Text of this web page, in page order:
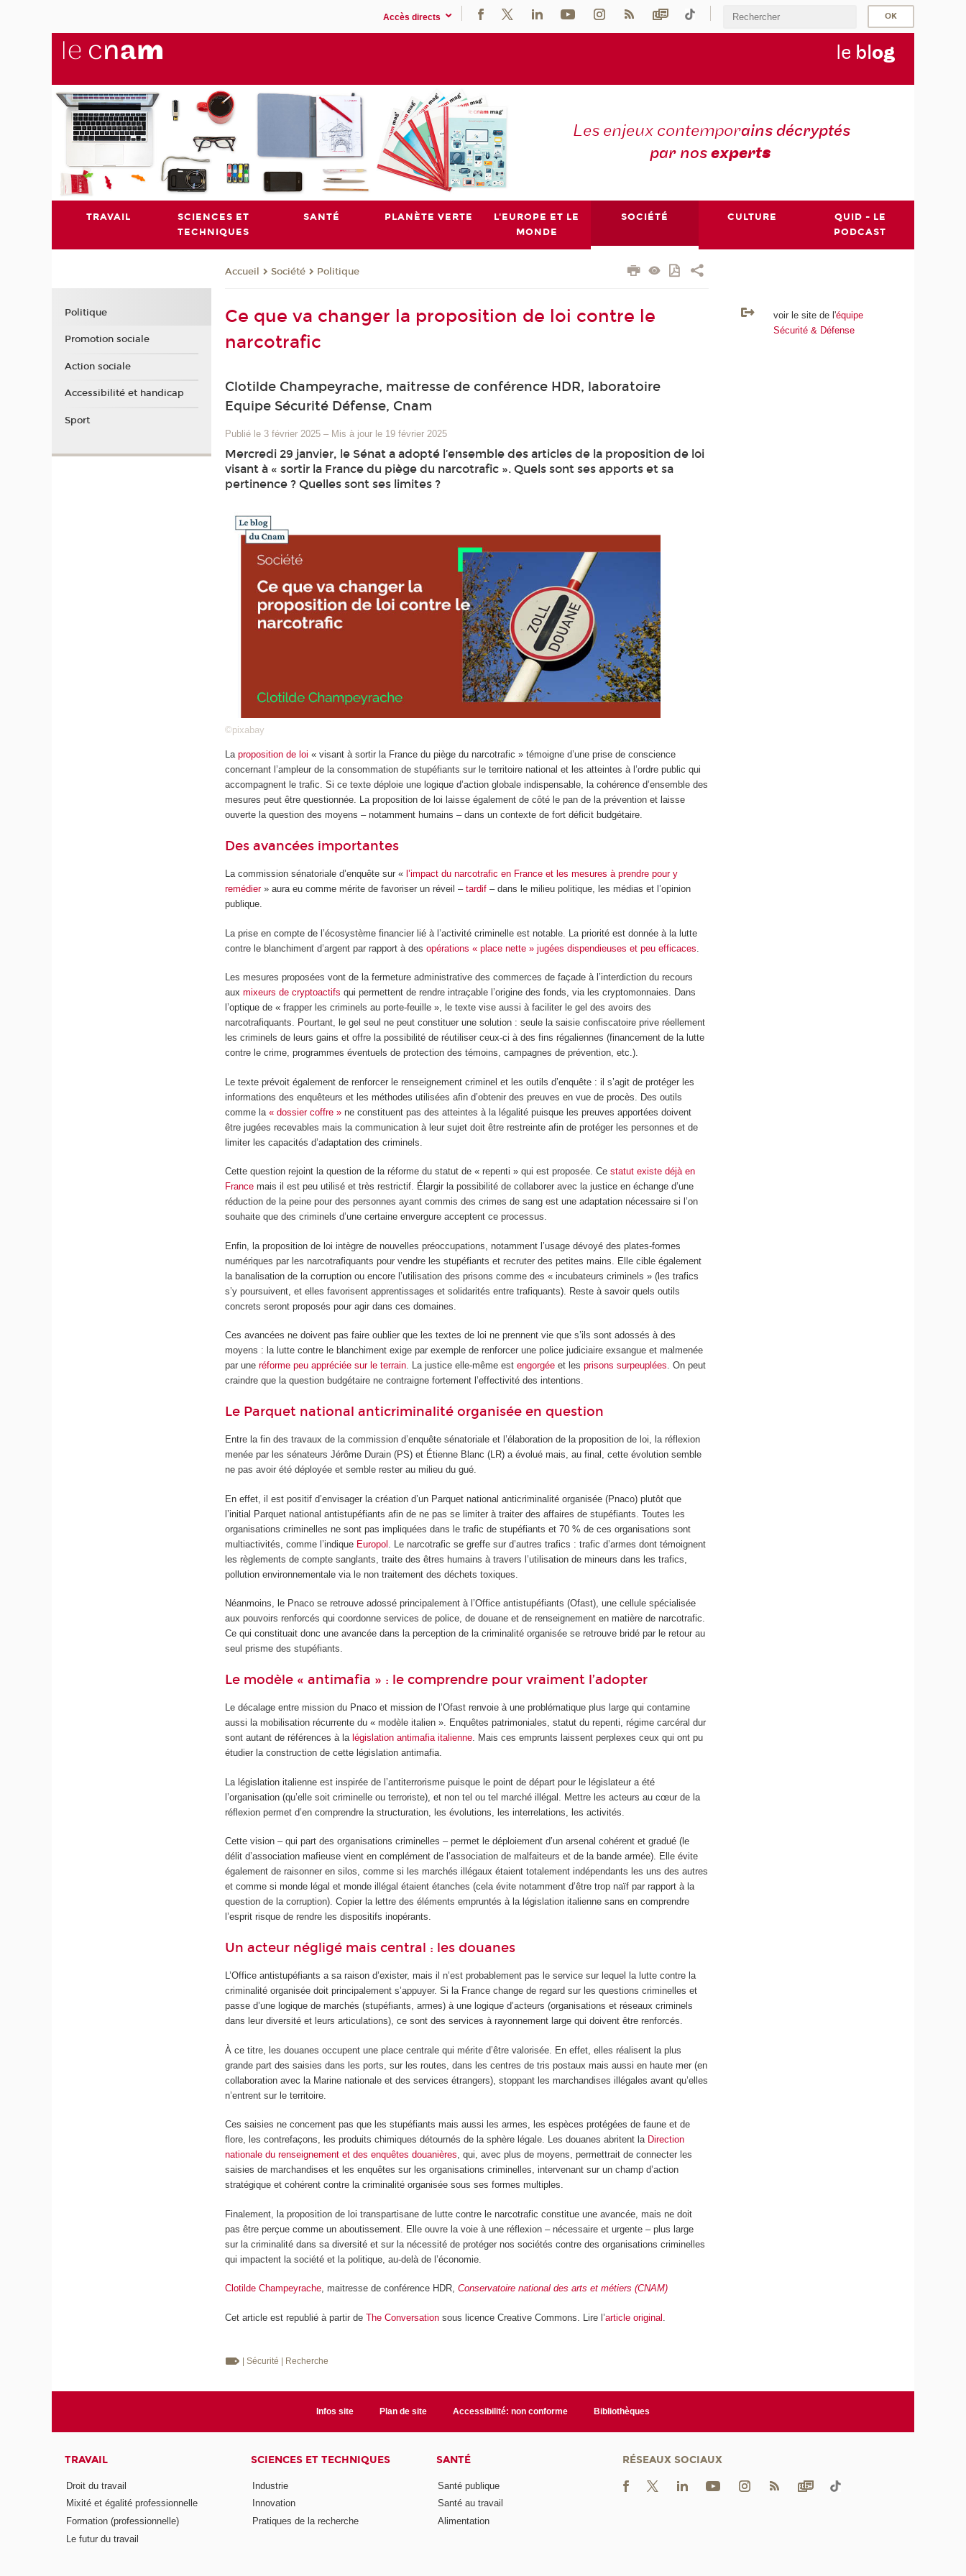
Accès directs
le blog
Les enjeux contemporains décryptés
par nosexperts
TRAVAIL
SCIENCES ET
TECHNIQUES
SANTÉ PLANÈTE VERTE
L'EUROPE ET LE
MONDE
SOCIÉTÉ CULTURE
QUID - LE
PODCAST
Accueil Société Politique
Ce que va changer la proposition de loi contre le
narcotrafic
Clotilde Champeyrache, maitresse de conférence HDR, laboratoire
Equipe Sécurité Défense, Cnam
Publié le 3 février 2025 – Mis à jour le 19 février 2025
Mercredi 29 janvier, le Sénat a adopté l’ensemble des articles de la proposition de loi
visant à « sortir la France du piège du narcotrafic ». Quels sont ses apports et sa
pertinence ? Quelles sont ses limites ?
©pixabay
Laproposition de loi « visant à sortir la France du piège du narcotrafic » témoigne d’une prise de conscience
concernant l’ampleur de la consommation de stupéfiants sur le territoire national et les atteintes à l’ordre public qui
accompagnent le trafic. Si ce texte déploie une logique d’action globale indispensable, la cohérence d’ensemble des
mesures peut être questionnée. La proposition de loi laisse également de côté le pan de la prévention et laisse
ouverte la question des moyens – notamment humains – dans un contexte de fort déficit budgétaire.
Des avancées importantes
La commission sénatoriale d’enquête sur « l’impact du narcotrafic en France et les mesures à prendre pour y
remédier» aura eu comme mérite de favoriser un réveil –tardif – dans le milieu politique, les médias et l’opinion
publique.
La prise en compte de l’écosystème financier lié à l’activité criminelle est notable. La priorité est donnée à la lutte
contre le blanchiment d’argent par rapport à desopérations « place nette » jugées dispendieuses et peu efficaces
Les mesures proposées vont de la fermeture administrative des commerces de façade à l’interdiction du recours
auxmixeurs de cryptoactifs qui permettent de rendre intraçable l’origine des fonds, via les cryptomonnaies. Dans
l’optique de « frapper les criminels au porte-feuille », le texte vise aussi à faciliter le gel des avoirs des
narcotrafiquants. Pourtant, le gel seul ne peut constituer une solution : seule la saisie confiscatoire prive réellement
les criminels de leurs gains et offre la possibilité de réutiliser ceux-ci à des fins régaliennes (financement de la lutte
contre le crime, programmes éventuels de protection des témoins, campagnes de prévention, etc.).
Le texte prévoit également de renforcer le renseignement criminel et les outils d’enquête : il s’agit de protéger les
informations des enquêteurs et les méthodes utilisées afin d’obtenir des preuves en vue de procès. Des outils
comme la« dossier coffre » ne constituent pas des atteintes à la légalité puisque les preuves apportées doivent
être jugées recevables mais la communication à leur sujet doit être restreinte afin de protéger les personnes et de
limiter les capacités d’adaptation des criminels.
Cette question rejoint la question de la réforme du statut de « repenti » qui est proposée. Cestatut existe déjà en
France mais il est peu utilisé et très restrictif. Élargir la possibilité de collaborer avec la justice en échange d’une
réduction de la peine pour des personnes ayant commis des crimes de sang est une adaptation nécessaire si l’on
souhaite que des criminels d’une certaine envergure acceptent ce processus.
Enfin, la proposition de loi intègre de nouvelles préoccupations, notamment l’usage dévoyé des plates-formes
numériques par les narcotrafiquants pour vendre les stupéfiants et recruter des petites mains. Elle cible également
la banalisation de la corruption ou encore l’utilisation des prisons comme des « incubateurs criminels » (les trafics
s’y poursuivent, et elles favorisent apprentissages et solidarités entre trafiquants). Reste à savoir quels outils
concrets seront proposés pour agir dans ces domaines.
Ces avancées ne doivent pas faire oublier que les textes de loi ne prennent vie que s’ils sont adossés à des
moyens : la lutte contre le blanchiment exige par exemple de renforcer une police judiciaire exsangue et malmenée
par uneréforme peu appréciée sur le terrain. La justice elle-même estengorgée et lesprisons surpeuplées. On peut
craindre que la question budgétaire ne contraigne fortement l’effectivité des intentions.
Le Parquet national anticriminalité organisée en question
Entre la fin des travaux de la commission d’enquête sénatoriale et l’élaboration de la proposition de loi, la réflexion
menée par les sénateurs Jérôme Durain (PS) et Étienne Blanc (LR) a évolué mais, au final, cette évolution semble
ne pas avoir été déployée et semble rester au milieu du gué.
En effet, il est positif d’envisager la création d’un Parquet national anticriminalité organisée (Pnaco) plutôt que
l’initial Parquet national antistupéfiants afin de ne pas se limiter à traiter des affaires de stupéfiants. Toutes les
organisations criminelles ne sont pas impliquées dans le trafic de stupéfiants et 70 % de ces organisations sont
multiactivités, comme l’indique Europol
. Le narcotrafic se greffe sur d’autres trafics : trafic d’armes dont témoignent
les règlements de compte sanglants, traite des êtres humains à travers l’utilisation de mineurs dans les trafics,
pollution environnementale via le non traitement des déchets toxiques.
Néanmoins, le Pnaco se retrouve adossé principalement à l’Office antistupéfiants (Ofast), une cellule spécialisée
aux pouvoirs renforcés qui coordonne services de police, de douane et de renseignement en matière de narcotrafic.
Ce qui constituait donc une avancée dans la perception de la criminalité organisée se retrouve bridé par le retour au
seul prisme des stupéfiants.
Le modèle « antimafia » : le comprendre pour vraiment l’adopter
Le décalage entre mission du Pnaco et mission de l’Ofast renvoie à une problématique plus large qui contamine
aussi la mobilisation récurrente du « modèle italien ». Enquêtes patrimoniales, statut du repenti, régime carcéral dur
sont autant de références à la législation antimafia italienne. Mais ces emprunts laissent perplexes ceux qui ont pu
étudier la construction de cette législation antimafia.
La législation italienne est inspirée de l’antiterrorisme puisque le point de départ pour le législateur a été
l’organisation (qu’elle soit criminelle ou terroriste), et non tel ou tel marché illégal. Mettre les acteurs au cœur de la
réflexion permet d’en comprendre la structuration, les évolutions, les interrelations, les activités.
Cette vision – qui part des organisations criminelles – permet le déploiement d’un arsenal cohérent et gradué (le
délit d’association mafieuse vient en complément de l’association de malfaiteurs et de la bande armée). Elle évite
également de raisonner en silos, comme si les marchés illégaux étaient totalement indépendants les uns des autres
et comme si monde légal et monde illégal étaient étanches (cela évite notamment d’être trop naïf par rapport à la
question de la corruption). Copier la lettre des éléments empruntés à la législation italienne sans en comprendre
l’esprit risque de rendre les dispositifs inopérants.
Un acteur négligé mais central : les douanes
L’Office antistupéfiants a sa raison d’exister, mais il n’est probablement pas le service sur lequel la lutte contre la
criminalité organisée doit principalement s’appuyer. Si la France change de regard sur les questions criminelles et
passe d’une logique de marchés (stupéfiants, armes) à une logique d’acteurs (organisations et réseaux criminels
dans leur diversité et leurs articulations), ce sont des services à rayonnement large qui doivent être renforcés.
À ce titre, les douanes occupent une place centrale qui mérite d’être valorisée. En effet, elles réalisent la plus
grande part des saisies dans les ports, sur les routes, dans les centres de tris postaux mais aussi en haute mer (en
collaboration avec la Marine nationale et des services étrangers), stoppant les marchandises illégales avant qu’elles
n’entrent sur le territoire.
Ces saisies ne concernent pas que les stupéfiants mais aussi les armes, les espèces protégées de faune et de
flore, les contrefaçons, les produits chimiques détournés de la sphère légale. Les douanes abritent la Direction
nationale du renseignement et des enquêtes douanières, qui, avec plus de moyens, permettrait de connecter les
saisies de marchandises et les enquêtes sur les organisations criminelles, intervenant sur un champ d’action
stratégique et cohérent contre la criminalité organisée sous ses formes multiples.
Finalement, la proposition de loi transpartisane de lutte contre le narcotrafic constitue une avancée, mais ne doit
pas être perçue comme un aboutissement. Elle ouvre la voie à une réflexion – nécessaire et urgente – plus large
sur la criminalité dans sa diversité et sur la nécessité de protéger nos sociétés contre des organisations criminelles
qui impactent la société et la politique, au-delà de l’économie.
Clotilde Champeyrache, maitresse de conférence HDR,Conservatoire national des arts et métiers (CNAM)
Cet article est republié à partir deThe Conversation sous licence Creative Commons. Lire l’article original
| Sécurité | Recherche
voir le site de l'équipe
Sécurité & Défense
Politique
Promotion sociale
Action sociale
Accessibilité et handicap
Sport
Infos site Plan de site Accessibilité: non conforme Bibliothèques
TRAVAIL
Droit du travail
Mixité et égalité professionnelle
Formation (professionnelle)
Le futur du travail
SCIENCES ET TECHNIQUES
Industrie
Innovation
Pratiques de la recherche
SANTÉ
Santé publique
Santé au travail
Alimentation
RÉSEAUX SOCIAUX